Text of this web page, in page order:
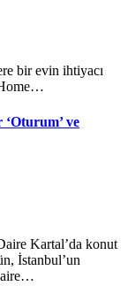
bir evin ihtiyacı
ve
Kartal’da konut
İstanbul’un